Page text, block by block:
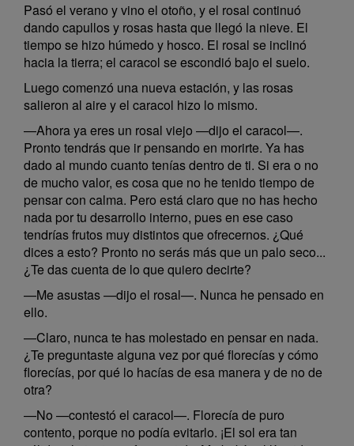
Pasó el verano y vino el otoño, y el rosal continuó
dando capullos y rosas hasta que llegó la nieve. El
tiempo se hizo húmedo y hosco. El rosal se inclinó
hacia la tierra; el caracol se escondió bajo el suelo.
Luego comenzó una nueva estación, y las rosas
salieron al aire y el caracol hizo lo mismo.
—Ahora ya eres un rosal viejo —dijo el caracol—.
Pronto tendrás que ir pensando en morirte. Ya has
dado al mundo cuanto tenías dentro de ti. Si era o no
de mucho valor, es cosa que no he tenido tiempo de
pensar con calma. Pero está claro que no has hecho
nada por tu desarrollo interno, pues en ese caso
tendrías frutos muy distintos que ofrecernos. ¿Qué
dices a esto? Pronto no serás más que un palo seco...
¿Te das cuenta de lo que quiero decirte?
—Me asustas —dijo el rosal—. Nunca he pensado en
ello.
—Claro, nunca te has molestado en pensar en nada.
¿Te preguntaste alguna vez por qué florecías y cómo
florecías, por qué lo hacías de esa manera y de no de
otra?
—No —contestó el caracol—. Florecía de puro
contento, porque no podía evitarlo. ¡El sol era tan